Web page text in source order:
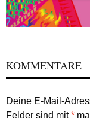
KOMMENTARE
Deine E-Mail-
Felder sind mit*